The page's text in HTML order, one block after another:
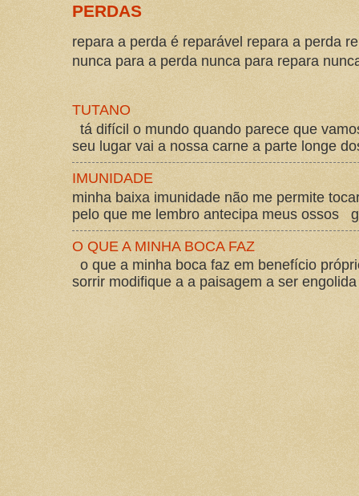
PERDAS
repara a perda é reparável repara a perda
nunca para a perda nunca para repara
TUTANO
tá difícil o mundo quando parece que
seu lugar vai a nossa carne a parte longe
IMUNIDADE
minha baixa imunidade não me permite
pelo que me lembro antecipa meus ossos
O QUE A MINHA BOCA FAZ
o que a minha boca faz em benefício
sorrir modifique a a paisagem a ser